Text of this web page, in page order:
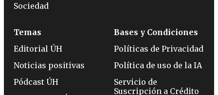
Sociedad
Temas
Editorial ÚH
Noticias positivas
Pódcast ÚH
Bases y Condiciones
Políticas de Privacidad
Política de uso de la IA
Servicio de
Suscripción a Crédito